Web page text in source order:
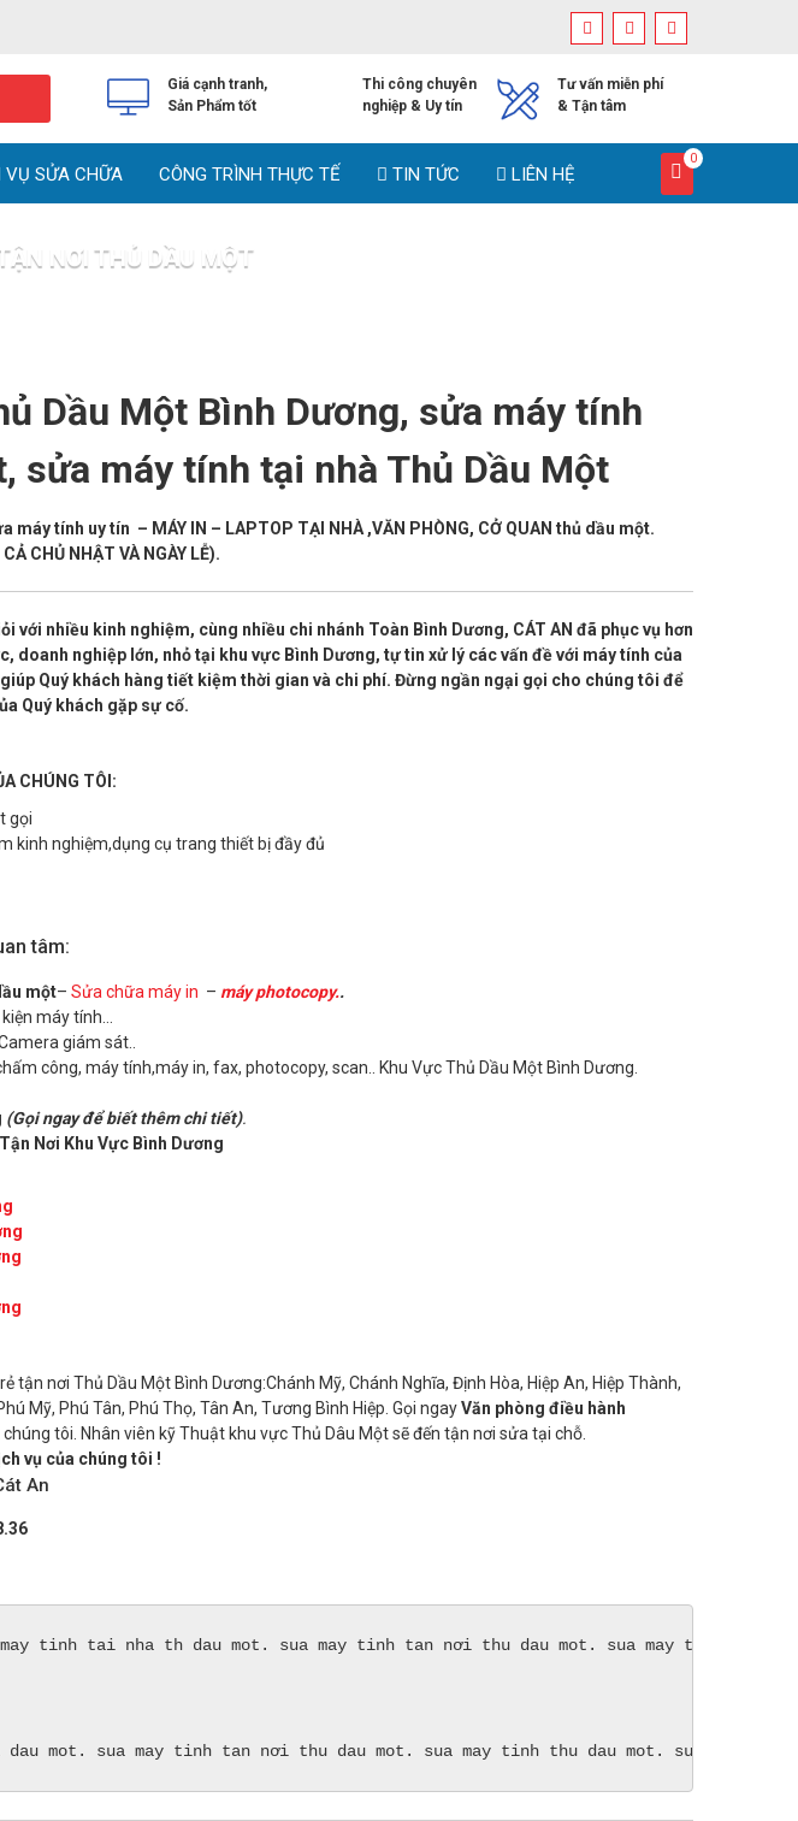
Giá cạnh tranh,
Sản Phẩm tốt
Thi công chuyên
nghiệp & Uy tín
Tư vấn miễn phí
& Tận tâm
VỤ SỬA CHỮA CÔNG TRÌNH THỰC TẾ TIN TỨC LIÊN HỆ
0
NƠI THỦ DẦU MỘT
Dầu Một Bình Dương, sửa máy tính
sửa máy tính tại nhà Thủ Dầu Một
máy tính uy tín – MÁY IN – LAPTOP TẠI NHÀ ,VĂN PHÒNG, CỞ QUAN thủ dầu một.
CHỦ NHẬT VÀ NGÀY LỄ).
với nhiều kinh nghiệm, cùng nhiều chi nhánh Toàn Bình Dương, CÁT AN đã phục vụ hơn
doanh nghiệp lớn, nhỏ tại khu vực Bình Dương, tự tin xử lý các vấn đề với máy tính của
Quý khách hàng tiết kiệm thời gian và chi phí. Đừng ngần ngại gọi cho chúng tôi để
Quý khách gặp sự cố.
CHÚNG TÔI:
gọi
kinh nghiệm,dụng cụ trang thiết bị đầy đủ
tâm:
một– Sửa chữa máy in – máy photocopy..
máy tính…
giám sát..
công, máy tính,máy in, fax, photocopy, scan.. Khu Vực Thủ Dầu Một Bình Dương.
(Gọi ngay để biết thêm chi tiết).
Nơi Khu Vực Bình Dương
tận nơi Thủ Dầu Một Bình Dương:Chánh Mỹ, Chánh Nghĩa, Định Hòa, Hiệp An, Hiệp Thành,
Mỹ, Phú Tân, Phú Thọ, Tân An, Tương Bình Hiệp. Gọi ngayVăn phòng điều hành
tôi. Nhân viên kỹ Thuật khu vực Thủ Dâu Một sẽ đến tận nơi sửa tại chỗ.
vụ của chúng tôi !
An
tinh tai nha th dau mot. sua may tinh tan nơi thu dau mot. sua may tinh thu
mot. sua may tinh tan nơi thu dau mot. sua may tinh thu dau mot. sua may